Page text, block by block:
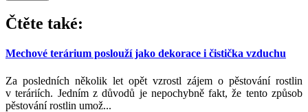
Čtěte také:
Mechové terárium poslouží jako dekorace i čistička vzduchu
Za posledních několik let opět vzrostl zájem o pěstování rostlin
v teráriích. Jedním z důvodů je nepochybně fakt, že tento způsob
pěstování rostlin umož...